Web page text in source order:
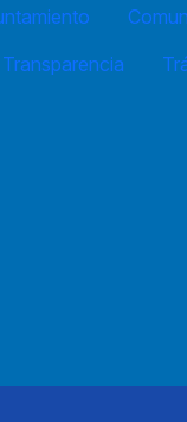
Transparencia